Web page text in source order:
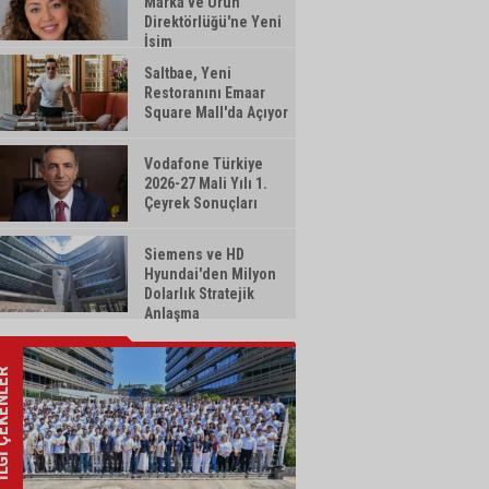
Direktörlüğü'ne Yeni
İsim
Saltbae, Yeni
Restoranını Emaar
Square Mall'da Açıyor
Vodafone Türkiye
2026-27 Mali Yılı 1.
Çeyrek Sonuçları
Siemens ve HD
Hyundai'den Milyon
Dolarlık Stratejik
Anlaşma